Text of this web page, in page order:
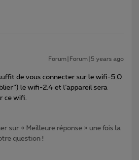
Forum|Forum|5 years ago
de vous connecter sur le wifi-5.0
le wifi-2.4 et l’appareil sera
ce wifi.
sur « Meilleure réponse » une fois la
question !